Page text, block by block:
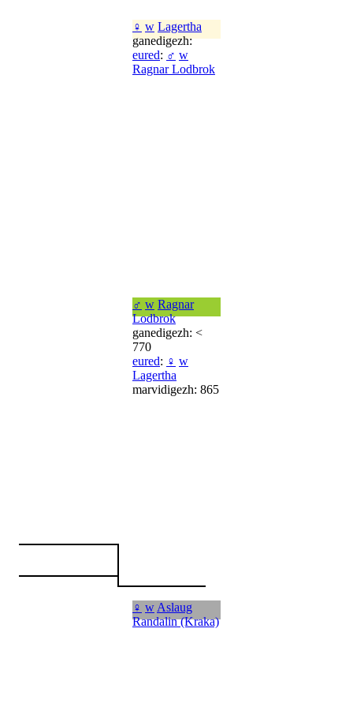
♀ w Lagertha
ganedigezh:
eured: ♂ w
Ragnar Lodbrok
♂ w Ragnar
Lodbrok
ganedigezh: <
770
eured: ♀ w
Lagertha
marvidigezh: 865
♀ w Aslaug
Randalin (Kraka)